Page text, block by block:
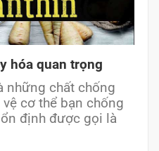
hóa quan trọng
những chất chống
cơ thể bạn chống
định được gọi là